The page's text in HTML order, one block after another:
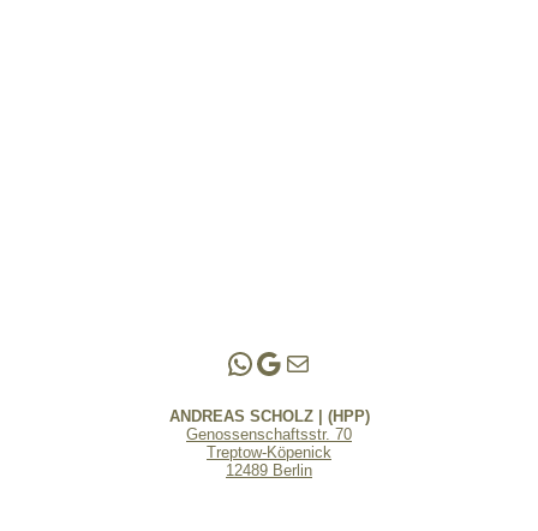
Andreas Scholz | (HPP)
Praxis Adlershof
E-Mail an mich ...
ANDREAS SCHOLZ | (HPP)
Genossenschaftsstr. 70
Treptow-Köpenick
12489 Berlin